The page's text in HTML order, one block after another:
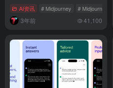
AI资讯 # Midjourney # Midjourney
3年前 41,100